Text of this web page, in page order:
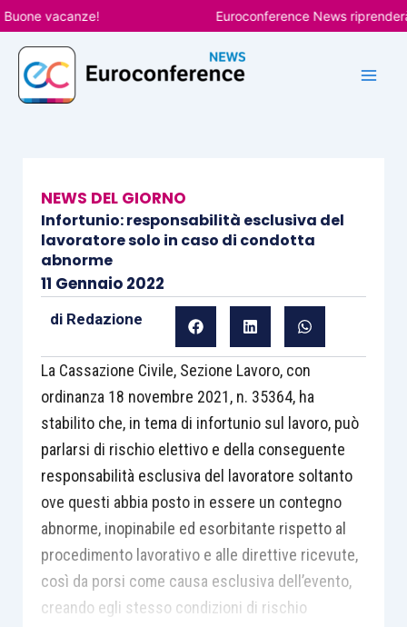
Vai
al
contenuto
vacanze! Euroconference News riprenderà
NEWS DEL GIORNO
Infortunio: responsabilità esclusiva del
lavoratore solo in caso di condotta
abnorme
11 Gennaio 2022
di Redazione
La Cassazione Civile, Sezione Lavoro, con
ordinanza 18 novembre 2021, n. 35364, ha
stabilito che, in tema di infortunio sul lavoro, può
parlarsi di rischio elettivo e della conseguente
responsabilità esclusiva del lavoratore soltanto
ove questi abbia posto in essere un contegno
abnorme, inopinabile ed esorbitante rispetto al
procedimento lavorativo e alle direttive ricevute,
così da porsi come causa esclusiva dell’evento,
creando egli stesso condizioni di rischio